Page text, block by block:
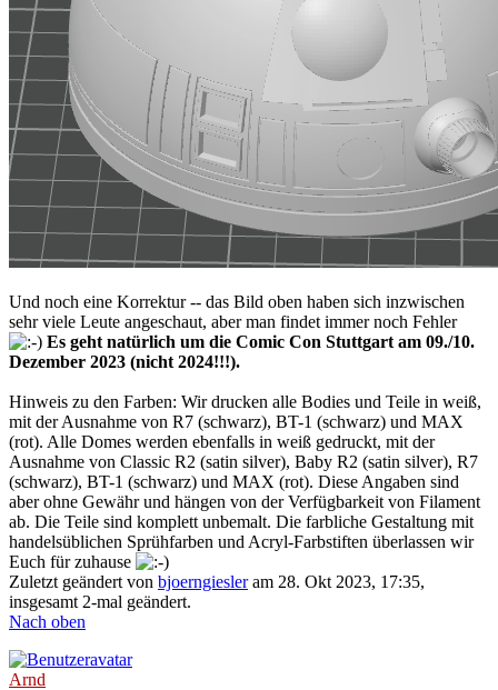
Und noch eine Korrektur -- das Bild oben haben sich inzwischen
sehr viele Leute angeschaut, aber man findet immer noch Fehler
Es geht natürlich um die Comic Con Stuttgart am 09./10.
Dezember 2023 (nicht 2024!!!).
Hinweis zu den Farben: Wir drucken alle Bodies und Teile in weiß,
mit der Ausnahme von R7 (schwarz), BT-1 (schwarz) und MAX
(rot). Alle Domes werden ebenfalls in weiß gedruckt, mit der
Ausnahme von Classic R2 (satin silver), Baby R2 (satin silver), R7
(schwarz), BT-1 (schwarz) und MAX (rot). Diese Angaben sind
aber ohne Gewähr und hängen von der Verfügbarkeit von Filament
ab. Die Teile sind komplett unbemalt. Die farbliche Gestaltung mit
handelsüblichen Sprühfarben und Acryl-Farbstiften überlassen wir
Euch für zuhause
Zuletzt geändert von bjoerngiesleram 28. Okt 2023, 17:35,
insgesamt 2-mal geändert.
Nach oben
Arnd